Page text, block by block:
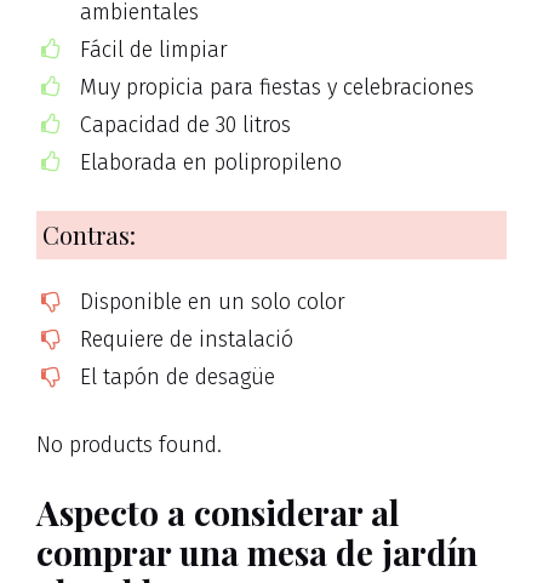
ambientales
Fácil de limpiar
Muy propicia para fiestas y celebraciones
Capacidad de 30 litros
Elaborada en polipropileno
Contras:
Disponible en un solo color
Requiere de instalació
El tapón de desagüe
No products found.
Aspecto a considerar al
comprar una mesa de jardín